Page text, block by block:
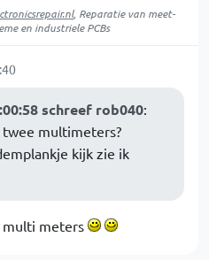
, Reparatie van meet-
en industriele PCBs
schreef rob040:
twee multimeters?
kijk zie ik
multi meters